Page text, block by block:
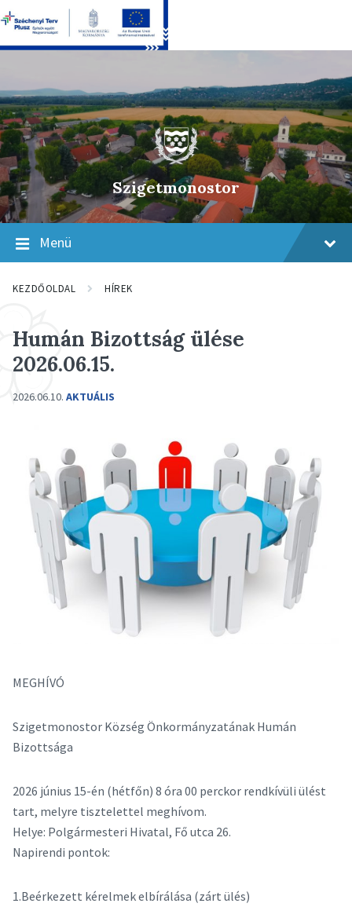
content
main
navigation
footer
Szigetmonostor
Menü
KEZDŐOLDAL HÍREK
Humán Bizottság ülése
2026.06.15.
2026.06.10. AKTUÁLIS
MEGHÍVÓ
Szigetmonostor Község Önkormányzatának Humán
Bizottsága
2026 június 15-én (hétfőn) 8 óra 00 perckor rendkívüli ülést
tart, melyre tisztelettel meghívom.
Helye: Polgármesteri Hivatal, Fő utca 26.
Napirendi pontok:
1.Beérkezett kérelmek elbírálása (zárt ülés)